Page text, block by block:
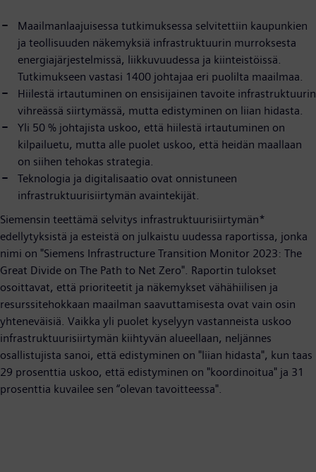
Maailmanlaajuisessa tutkimuksessa selvitettiin kaupunkien
ja teollisuuden näkemyksiä infrastruktuurin murroksesta
energiajärjestelmissä, liikkuvuudessa ja kiinteistöissä.
Tutkimukseen vastasi 1400 johtajaa eri puolilta maailmaa.
Hiilestä irtautuminen on ensisijainen tavoite infrastruktuurin
vihreässä siirtymässä, mutta edistyminen on liian hidasta.
Yli 50 % johtajista uskoo, että hiilestä irtautuminen on
kilpailuetu, mutta alle puolet uskoo, että heidän maallaan
on siihen tehokas strategia.
Teknologia ja digitalisaatio ovat onnistuneen
infrastruktuurisiirtymän avaintekijät.
Siemensin teettämä selvitys infrastruktuurisiirtymän*
edellytyksistä ja esteistä on julkaistu uudessa raportissa, jonka
nimi on "Siemens Infrastructure Transition Monitor 2023: The
Great Divide on The Path to Net Zero". Raportin tulokset
osoittavat, että prioriteetit ja näkemykset vähähiilisen ja
resurssitehokkaan maailman saavuttamisesta ovat vain osin
yhteneväisiä. Vaikka yli puolet kyselyyn vastanneista uskoo
infrastruktuurisiirtymän kiihtyvän alueellaan, neljännes
osallistujista sanoi, että edistyminen on "liian hidasta", kun taas
29 prosenttia uskoo, että edistyminen on "koordinoitua" ja 31
prosenttia kuvailee sen “olevan tavoitteessa".